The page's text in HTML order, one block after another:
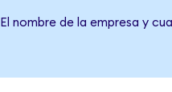
nombre de la empresa y